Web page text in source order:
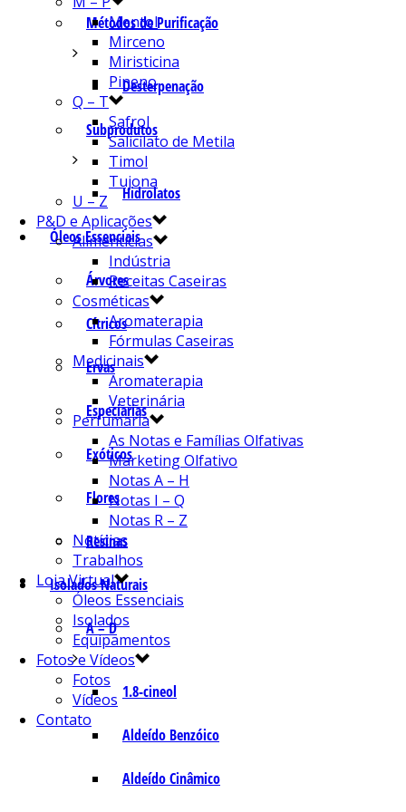
Métodos de Purificação
Desterpenação
Subprodutos
Hidrolatos
Óleos Essenciais
Árvores
Cítricos
Ervas
Especiarias
Exóticos
Flores
Resinas
Isolados Naturais
A – D
1.8-cineol
Aldeído Benzóico
Aldeído Cinâmico
Mentol
Mirceno
Miristicina
Pineno
Q – T
Safrol
Salicilato de Metila
Timol
Tujona
U – Z
P&D e Aplicações
Alimentícias
Indústria
Receitas Caseiras
Cosméticas
Aromaterapia
Fórmulas Caseiras
Medicinais
Aromaterapia
Veterinária
Perfumaria
As Notas e Famílias Olfativas
Marketing Olfativo
Notas A – H
Notas I – Q
Notas R – Z
Notícias
Trabalhos
Loja Virtual
Óleos Essenciais
Isolados
Equipamentos
Fotos e Vídeos
Fotos
Vídeos
Contato